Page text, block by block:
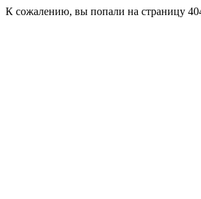
К сожалению, вы попали на страницу